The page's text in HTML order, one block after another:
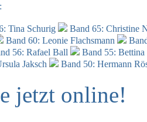
Tina Schurig
Band 65: Christine
Band 60: Leonie Flachsmann
56: Rafael Ball
Band 55:
Jaksch Band 50: Hermann
jetzt online!